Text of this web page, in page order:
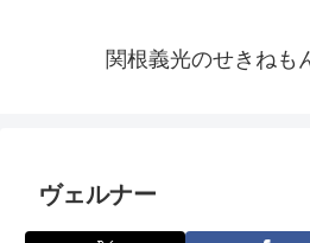
関根義光のせきねも
ヴェルナー